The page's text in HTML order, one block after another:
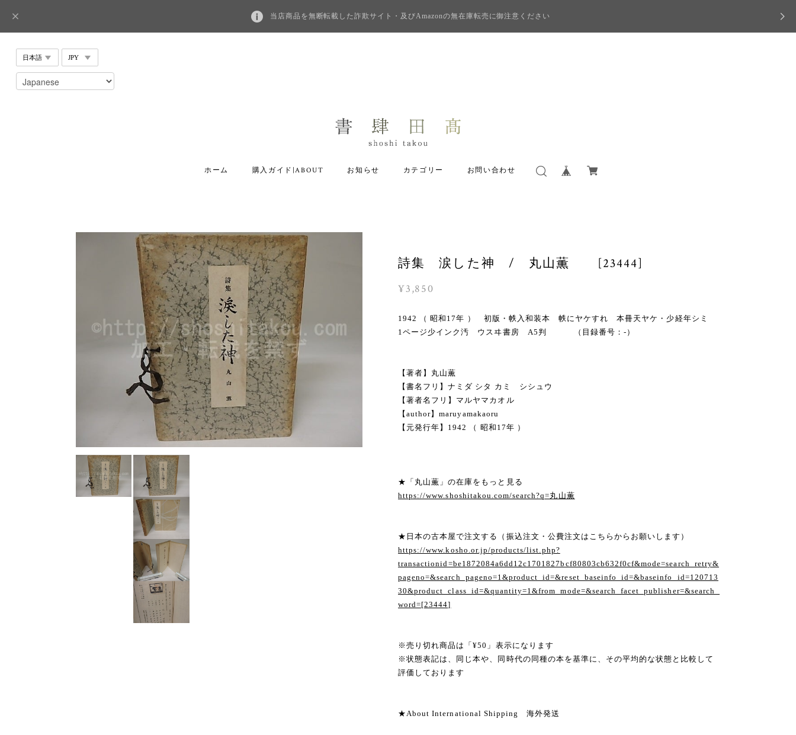
当店商品を無断転載した詐欺サイト・及びAmazonの無在庫転売に御注意ください
ホーム 購入ガイド|ABOUT お知らせ カテゴリー お問い合わせ
詩集 涙した神 / 丸山薫 [23444]
¥3,850
1942 （ 昭和17年 ） 初版・帙入和装本 帙にヤケすれ 本冊天ヤケ・少経年シミ
1ページ少インク汚 ウスヰ書房 A5判 （目録番号：-）
【著者】丸山薫
【書名フリ】ナミダ シタ カミ シシュウ
【著者名フリ】マルヤマカオル
【author】maruyamakaoru
【元発行年】1942 （ 昭和17年 ）
★「丸山薫」の在庫をもっと見る
https://www.shoshitakou.com/search?q=丸山薫
★日本の古本屋で注文する（振込注文・公費注文はこちらからお願いします）
https://www.kosho.or.jp/products/list.php?
transactionid=be1872084a6dd12c1701827bcf80803cb632f0cf&mode=search_retry&
pageno=&search_pageno=1&product_id=&reset_baseinfo_id=&baseinfo_id=120713
30&product_class_id=&quantity=1&from_mode=&search_facet_publisher=&search_
word=[23444]
※売り切れ商品は「¥50」表示になります
※状態表記は、同じ本や、同時代の同種の本を基準に、その平均的な状態と比較して
評価しております
★About International Shipping 海外発送